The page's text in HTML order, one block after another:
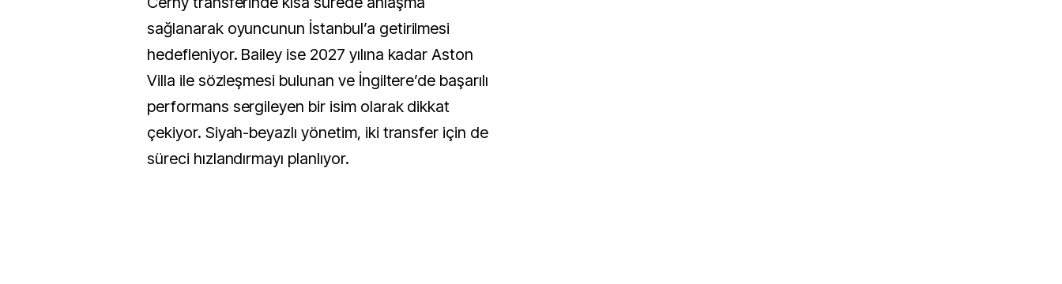
sağlanarak oyuncunun İstanbul’a getirilmesi
hedefleniyor. Bailey ise 2027 yılına kadar Aston
Villa ile sözleşmesi bulunan ve İngiltere’de başarılı
performans sergileyen bir isim olarak dikkat
çekiyor. Siyah-beyazlı yönetim, iki transfer için de
süreci hızlandırmayı planlıyor.